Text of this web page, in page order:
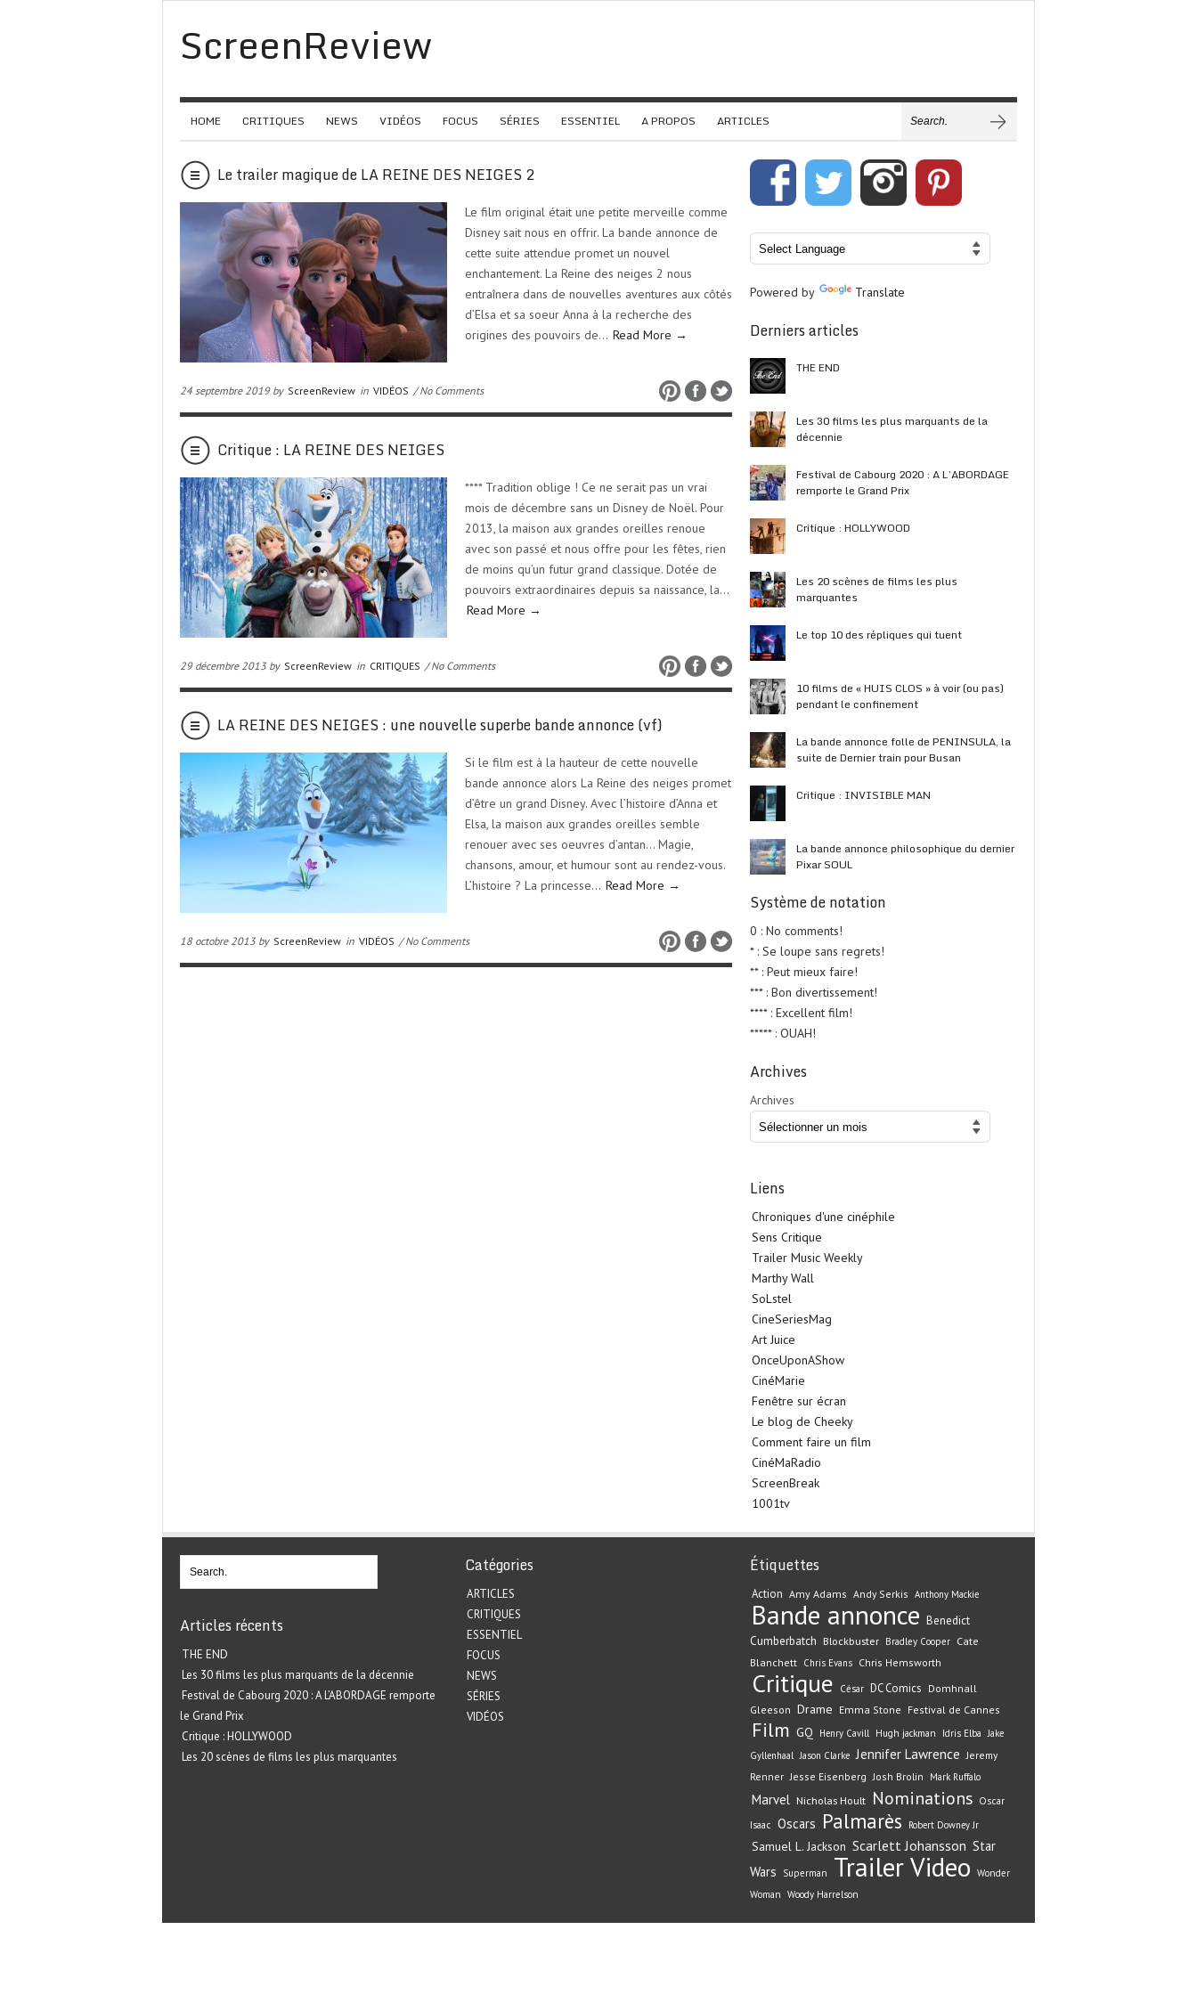
ScreenReview
HOME CRITIQUES NEWS VIDÉOS FOCUS SÉRIES ESSENTIEL A PROPOS ARTICLES
Le trailer magique de LA REINE DES NEIGES 2
Le film original était une petite merveille comme
Disney sait nous en offrir. La bande annonce de
cette suite attendue promet un nouvel
enchantement. La Reine des neiges 2 nous
entraînera dans de nouvelles aventures aux côtés
d’Elsa et sa soeur Anna à la recherche des
origines des pouvoirs de… Read More →
24 septembre 2019 by ScreenReview in VIDÉOS / No Comments
Critique : LA REINE DES NEIGES
**** Tradition oblige ! Ce ne serait pas un vrai
mois de décembre sans un Disney de Noël. Pour
2013, la maison aux grandes oreilles renoue
avec son passé et nous offre pour les fêtes, rien
de moins qu’un futur grand classique. Dotée de
pouvoirs extraordinaires depuis sa naissance, la…
Read More →
29 décembre 2013 by ScreenReview in CRITIQUES / No Comments
LA REINE DES NEIGES : une nouvelle superbe bande annonce (vf)
Si le film est à la hauteur de cette nouvelle
bande annonce alors La Reine des neiges promet
d’être un grand Disney. Avec l’histoire d’Anna et
Elsa, la maison aux grandes oreilles semble
renouer avec ses oeuvres d’antan… Magie,
chansons, amour, et humour sont au rendez-vous.
L’histoire ? La princesse… Read More →
18 octobre 2013 by ScreenReview in VIDÉOS / No Comments
Powered by Translate
Derniers articles
THE END
Les 30 films les plus marquants de la
décennie
Festival de Cabourg 2020 : A L’ABORDAGE
remporte le Grand Prix
Critique : HOLLYWOOD
Les 20 scènes de films les plus
marquantes
Le top 10 des répliques qui tuent
10 films de « HUIS CLOS » à voir (ou pas)
pendant le confinement
La bande annonce folle de PENINSULA, la
suite de Dernier train pour Busan
Critique : INVISIBLE MAN
La bande annonce philosophique du dernier
Pixar SOUL
Système de notation
0 : No comments!
* : Se loupe sans regrets!
** : Peut mieux faire!
*** : Bon divertissement!
**** : Excellent film!
***** : OUAH!
Archives
Archives
Liens
Chroniques d'une cinéphile
Sens Critique
Trailer Music Weekly
Marthy Wall
SoLstel
CineSeriesMag
Art Juice
OnceUponAShow
CinéMarie
Fenêtre sur écran
Le blog de Cheeky
Comment faire un film
CinéMaRadio
ScreenBreak
1001tv
Articles récents
THE END
Les 30 films les plus marquants de la décennie
Festival de Cabourg 2020 : A L’ABORDAGE remporte
le Grand Prix
Critique : HOLLYWOOD
Les 20 scènes de films les plus marquantes
Catégories
ARTICLES
CRITIQUES
ESSENTIEL
FOCUS
NEWS
SÉRIES
VIDÉOS
Étiquettes
Action Amy Adams Andy Serkis Anthony Mackie
Bande annonce Benedict
Cumberbatch Blockbuster Bradley Cooper Cate
Blanchett Chris Evans Chris Hemsworth
Critique César DC Comics Domhnall
Gleeson Drame Emma Stone Festival de Cannes
Film GQ Henry Cavill Hugh jackman Idris Elba Jake
Gyllenhaal Jason Clarke Jennifer Lawrence Jeremy
Renner Jesse Eisenberg Josh Brolin Mark Ruffalo
Marvel Nicholas Hoult Nominations Oscar
Isaac Oscars Palmarès Robert Downey Jr
Samuel L. Jackson Scarlett Johansson Star
Wars
Superman TrailerVideo Wonder
Woman Woody Harrelson